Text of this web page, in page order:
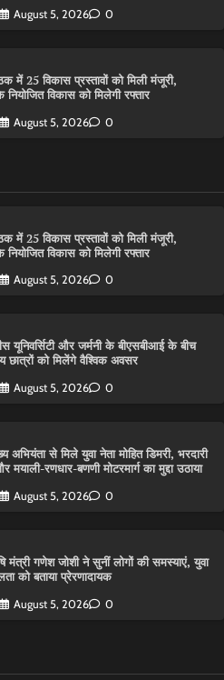
August 5, 2026 0
में 25 विकास प्रस्तावों को मिली मंजूरी,
विकास को मिलेगी रफ्तार
August 5, 2026 0
में 25 विकास प्रस्तावों को मिली मंजूरी,
विकास को मिलेगी रफ्तार
August 5, 2026 0
यूनिवर्सिटी और जर्मनी के बीएसबीआई के बीच
छात्रों को मिलेंगे वैश्विक अवसर
August 5, 2026 0
से मिले युवा नेता मोहित डिमरी, भरदारी
रणधार-बणणी मोटरमार्ग का मुद्दा उठाया
August 5, 2026 0
मंत्री गणेश जोशी ने सुनीं लोगों की समस्याएं, युवा
को बताया प्रेरणादायक
August 5, 2026 0